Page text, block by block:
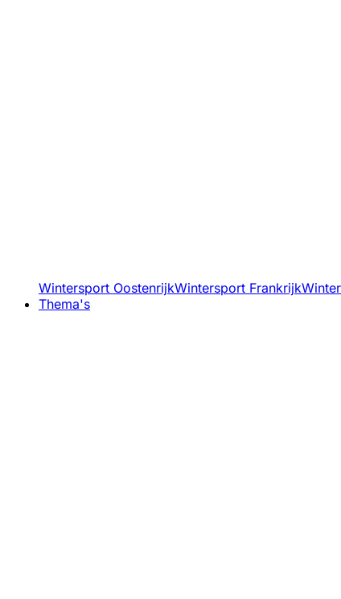
Wintersport OostenrijkWintersport Frankrijk
Thema's